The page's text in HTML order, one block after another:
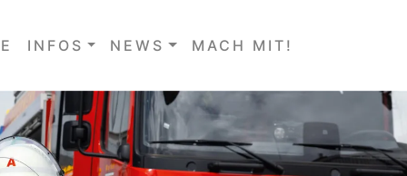
INFOS NEWS MACH MIT!